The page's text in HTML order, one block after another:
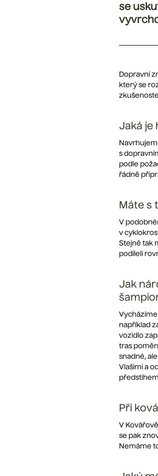
se
Dopravní
který se
Jaká je
s
podle
řádně
Máte s
V
v
Stejně tak
podíleli
Jak
například
vozidlo
tras
snadné,
Vlašimi a
Při
V
se pak
Nemáme